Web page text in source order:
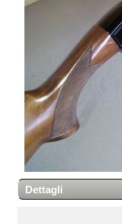
Dettagli